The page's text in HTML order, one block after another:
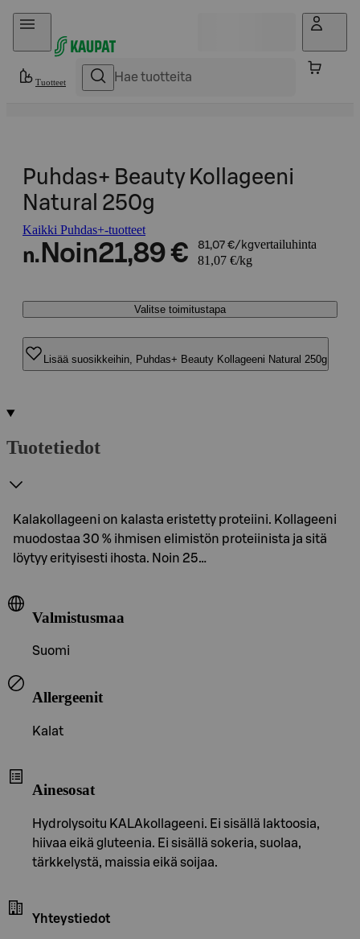
Hyppää sisältöön
Tuotteet
Puhdas+ Beauty Kollageeni
Natural 250g
Kaikki Puhdas+-tuotteet
n. Noin21,89 € 81,07 €/kgvertailuhinta
81,07 €/kg
Valitse toimitustapa
Lisää suosikkeihin, Puhdas+ Beauty Kollageeni Natural 250g
Tuotetiedot
Kalakollageeni on kalasta eristetty proteiini. Kollageeni
muodostaa 30 % ihmisen elimistön proteiinista ja sitä
löytyy erityisesti ihosta. Noin 25…
Valmistusmaa
Suomi
Allergeenit
Kalat
Ainesosat
Hydrolysoitu KALAkollageeni. Ei sisällä laktoosia,
hiivaa eikä gluteenia. Ei sisällä sokeria, suolaa,
tärkkelystä, maissia eikä soijaa.
Yhteystiedot